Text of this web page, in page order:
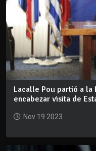
Lacalle Pou partió a la
encabezar visita de
Nov 19 2023